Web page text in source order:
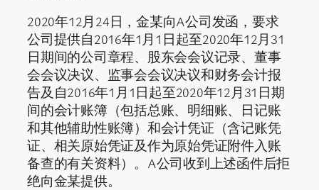
2020年12月24日，金某向A公司发函，要求
公司提供自2016年1月1日起至2020年12月31
日期间的公司章程、股东会会议记录、董事
会会议决议、监事会会议决议和财务会计报
告及自2016年1月1日起至2020年12月31日期
间的会计账簿（包括总账、明细账、日记账
和其他辅助性账簿）和会计凭证（含记账凭
证、相关原始凭证及作为原始凭证附件入账
备查的有关资料）。A公司收到上述函件后拒
绝向金某提供。